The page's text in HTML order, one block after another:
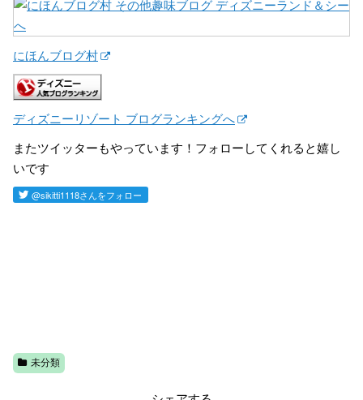
にほんブログ村
ディズニーリゾート ブログランキングへ
またツイッターもやっています！フォローしてくれると嬉し
いです
未分類